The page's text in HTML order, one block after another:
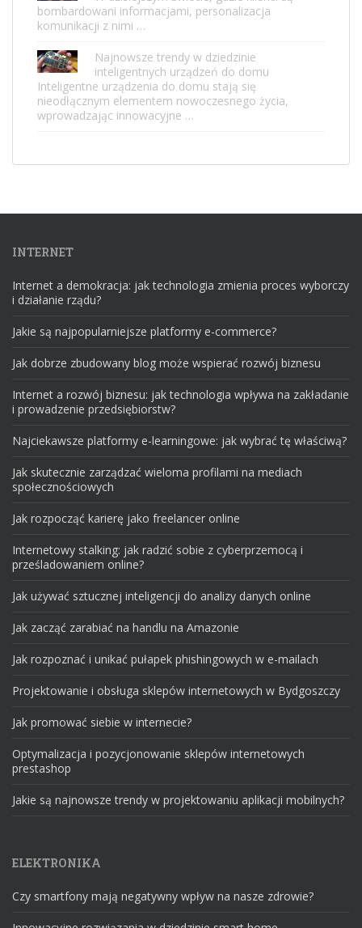
bombardowani informacjami, personalizacja
komunikacji z nimi …
Najnowsze trendy w dziedzinie
inteligentnych urządzeń do domu
Inteligentne urządzenia do domu stają się
nieodłącznym elementem nowoczesnego życia,
wprowadzając innowacyjne …
INTERNET
Internet a demokracja: jak technologia zmienia proces wyborczy
i działanie rządu?
Jakie są najpopularniejsze platformy e-commerce?
Jak dobrze zbudowany blog może wspierać rozwój biznesu
Internet a rozwój biznesu: jak technologia wpływa na zakładanie
i prowadzenie przedsiębiorstw?
Najciekawsze platformy e-learningowe: jak wybrać tę właściwą?
Jak skutecznie zarządzać wieloma profilami na mediach
społecznościowych
Jak rozpocząć karierę jako freelancer online
Internetowy stalking: jak radzić sobie z cyberprzemocą i
prześladowaniem online?
Jak używać sztucznej inteligencji do analizy danych online
Jak zacząć zarabiać na handlu na Amazonie
Jak rozpoznać i unikać pułapek phishingowych w e-mailach
Projektowanie i obsługa sklepów internetowych w Bydgoszczy
Jak promować siebie w internecie?
Optymalizacja i pozycjonowanie sklepów internetowych
prestashop
Jakie są najnowsze trendy w projektowaniu aplikacji mobilnych?
ELEKTRONIKA
Czy smartfony mają negatywny wpływ na nasze zdrowie?